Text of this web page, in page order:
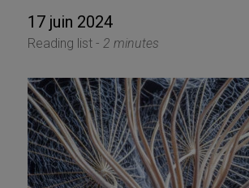
17 juin 2024
Reading list - 2 minutes